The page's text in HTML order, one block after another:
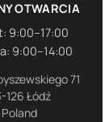
OTWARCIA
9:00–17:00
9:00–14:00
71
126 Łódź
Poland